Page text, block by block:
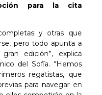
para la cita
y otras que
pero todo apunta a
edición”, explica
del Sofía. “Hemos
regatistas, que
para navegar en